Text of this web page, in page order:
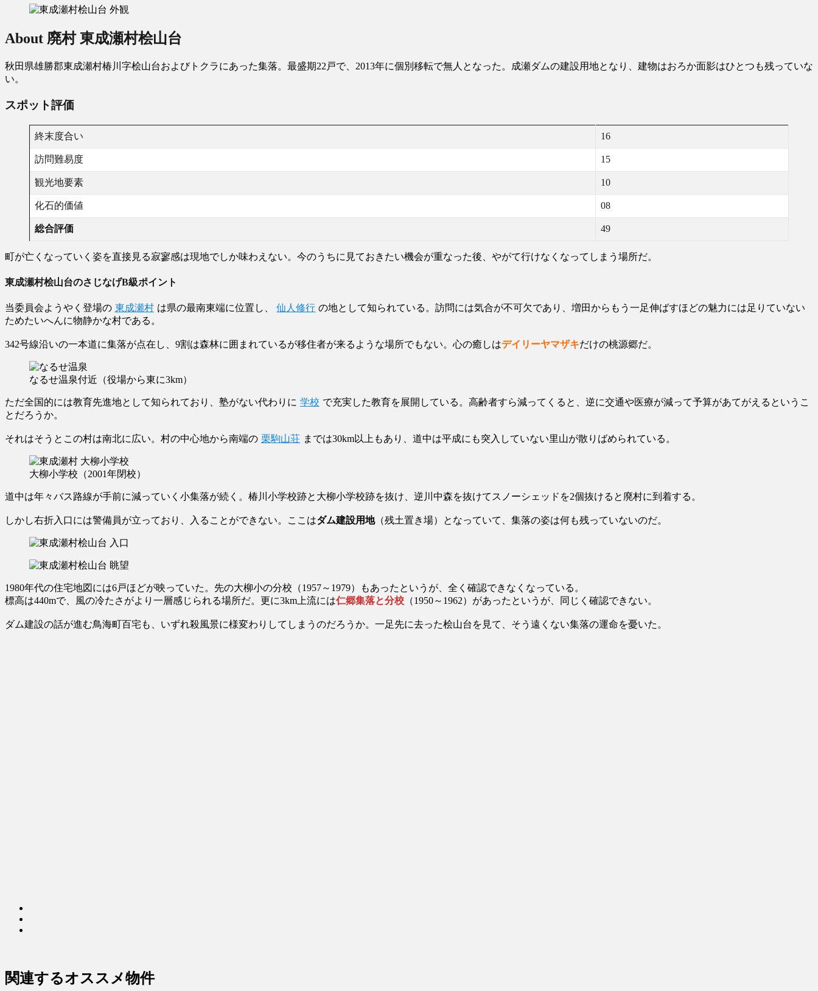
About 廃村 東成瀬村桧山台
秋田県雄勝郡東成瀬村椿川字桧山台およびトクラにあった集落。最盛期22戸で、2013年に個別移転で無人となった。成瀬ダムの建設用地となり、建物はおろか面影はひとつも残っていな
い。
スポット評価
終末度合い 16
訪問難易度 15
観光地要素 10
化石的価値 08
総合評価 49
町が亡くなっていく姿を直接見る寂寥感は現地でしか味わえない。今のうちに見ておきたい機会が重なった後、やがて行けなくなってしまう場所だ。
東成瀬村桧山台のさじなげB級ポイント
当委員会ようやく登場の 東成瀬村 は県の最南東端に位置し、 仙人修行 の地として知られている。訪問には気合が不可欠であり、増田からもう一足伸ばすほどの魅力には足りていない
ためたいへんに物静かな村である。
342号線沿いの一本道に集落が点在し、9割は森林に囲まれているが移住者が来るような場所でもない。心の癒しはデイリーヤマザキだけの桃源郷だ。
なるせ温泉付近（役場から東に3km）
ただ全国的には教育先進地として知られており、塾がない代わりに 学校 で充実した教育を展開している。高齢者すら減ってくると、逆に交通や医療が減って予算があてがえるというこ
とだろうか。
それはそうとこの村は南北に広い。村の中心地から南端の 栗駒山荘 までは30km以上もあり、道中は平成にも突入していない里山が散りばめられている。
大柳小学校（2001年閉校）
道中は年々バス路線が手前に減っていく小集落が続く。椿川小学校跡と大柳小学校跡を抜け、逆川中森を抜けてスノーシェッドを2個抜けると廃村に到着する。
しかし右折入口には警備員が立っており、入ることができない。ここはダム建設用地（残土置き場）となっていて、集落の姿は何も残っていないのだ。
1980年代の住宅地図には6戸ほどが映っていた。先の大柳小の分校（1957～1979）もあったというが、全く確認できなくなっている。
標高は440mで、風の冷たさがより一層感じられる場所だ。更に3km上流には仁郷集落と分校 （1950～1962）があったというが、同じく確認できない。
ダム建設の話が進む鳥海町百宅も、いずれ殺風景に様変わりしてしまうのだろうか。一足先に去った桧山台を見て、そう遠くない集落の運命を憂いた。
関連するオススメ物件